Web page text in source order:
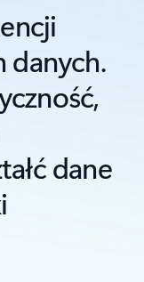
danych.
dane